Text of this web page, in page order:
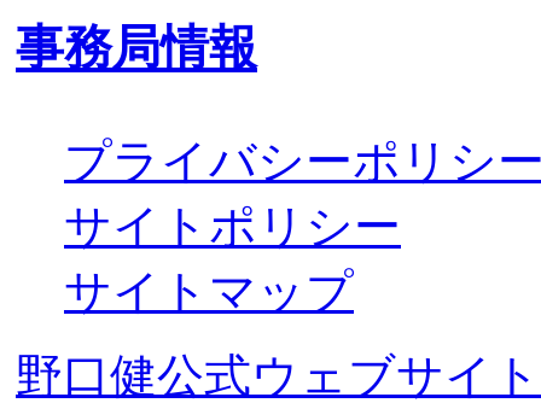
事務局情報
プライバシーポリシ
サイトポリシー
サイトマップ
野口健公式ウェブサイト